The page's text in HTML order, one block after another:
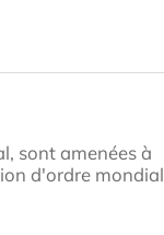
sont amenées à
d'ordre mondial